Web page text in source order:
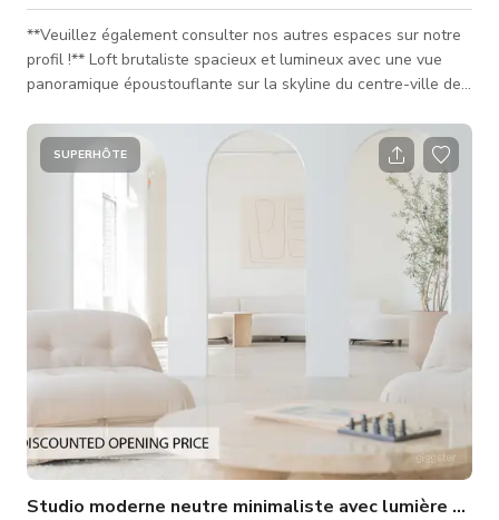
**Veuillez également consulter nos autres espaces sur notre
profil !** Loft brutaliste spacieux et lumineux avec une vue
panoramique époustouflante sur la skyline du centre-ville de
fenêtres du sol au plafond sur deux côtés du loft, avec des
arches architecturales en béton emblématiques d'un côté et
des vues dégagées de l'autre. Un havre pour les passionnés
de design d'intérieur et d'architecture. L'un des rares espaces
SUPERHÔTE
Studio moderne neutre minimaliste avec lumière